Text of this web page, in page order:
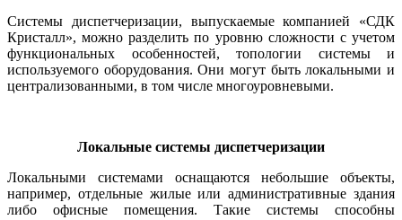
Системы диспетчеризации, выпускаемые компанией «СДК
Кристалл», можно разделить по уровню сложности с учетом
функциональных особенностей, топологии системы и
используемого оборудования. Они могут быть локальными и
централизованными, в том числе многоуровневыми.
Локальные системы диспетчеризации
Локальными системами оснащаются небольшие объекты,
например, отдельные жилые или административные здания
ли­бо офисные помещения. Такие системы способны